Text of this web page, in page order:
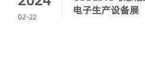
02-22
电子生产设备展